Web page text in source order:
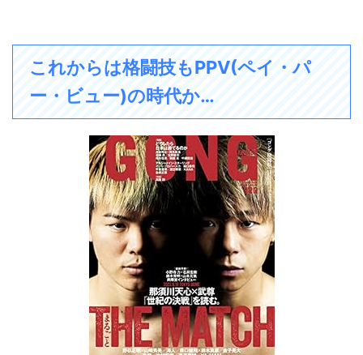
これからは格闘技もPPV(ペイ・パ
ー・ビュー)の時代か…